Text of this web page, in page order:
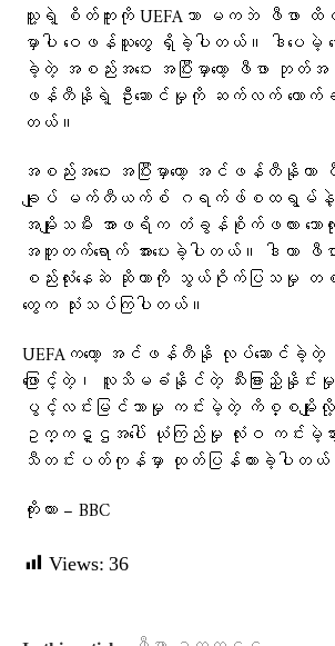
သူ့ရဲ့ စိတ်ကူးကို UEFAသာ မကဘဲ ဖီဖာ ထိ
မှာပါ ဝေဖန်သူတွေ ရှိခဲ့ပါတယ်။ ဒါပေမဲ့ မ
ခဲ့တဲ့ အစည်းအဝေး အပြီးမှာတော့ ဖီဖာ
ဖန်တီနိုရဲ့ ဦးဆောင်မှုကို ဆက်လက် ထောက်ခံ
တယ်။
အစည်းအဝေး အပြီးမှာတော့ အင်ဖန်တီနိုဟာ
ချုပ် မက်တီယက်စ် ဂရက်ဖ်စထရွမ်နဲ့အ
အမျိုးသမီး အာဖရိက တံခွန်စိုက်ဖလား ဘ
အတူတက်ရောက် အားပေးခဲ့ပါတယ်။ ဒါဟာ ဖီ
စည်းလုံးနေဆဲ ဆိုတာကို သွယ်ဝိုက်ပြသမှု တ
တွေက သုံးသပ်ကြပါတယ်။
UEFAကတော့ အင်ဖန်တီနို လုပ်ဆောင်ခဲ့
ဖြောင့်တဲ့၊ လူသိမခံနိုင်တဲ့ သီးခြားညှိနှိုင်း
ပွင့်လင်းမြင်သာမှု ကင်းမဲ့တဲ့ ကိစ္စမျိုးလို့
ဥက္ကဋ္ဌအပေါ် ယုံကြည်မှု လုံးဝ ကင်းမဲ့သွာ
သီတင်းပတ်ကုန်မှာ ထုတ်ပြန်ထားခဲ့ပါတယ်
ကိုးကား – BBC
Views: 36